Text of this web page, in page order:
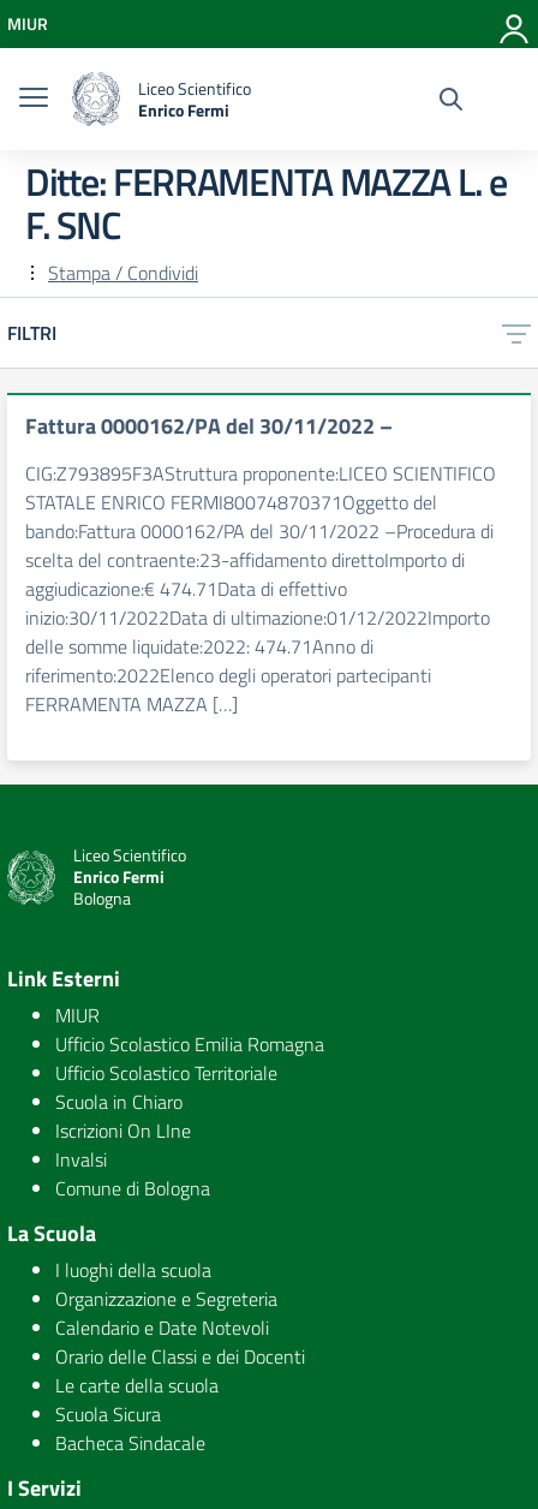
Vai al menu di navigazione
Vai al footer
MIUR
Liceo Scientifico
Enrico Fermi
Ditte:FERRAMENTA MAZZA L. e
F. SNC
Stampa / Condividi
FILTRI
Fattura 0000162/PA del 30/11/2022 –
CIG:Z793895F3AStruttura proponente:LICEO SCIENTIFICO
STATALE ENRICO FERMI80074870371Oggetto del
bando:Fattura 0000162/PA del 30/11/2022 –Procedura di
scelta del contraente:23-affidamento direttoImporto di
aggiudicazione:€ 474.71Data di effettivo
inizio:30/11/2022Data di ultimazione:01/12/2022Importo
delle somme liquidate:2022: 474.71Anno di
riferimento:2022Elenco degli operatori partecipanti
FERRAMENTA MAZZA […]
Liceo Scientifico
Enrico Fermi
Bologna
Link Esterni
MIUR
Ufficio Scolastico Emilia Romagna
Ufficio Scolastico Territoriale
Scuola in Chiaro
Iscrizioni On LIne
Invalsi
Comune di Bologna
La Scuola
I luoghi della scuola
Organizzazione e Segreteria
Calendario e Date Notevoli
Orario delle Classi e dei Docenti
Le carte della scuola
Scuola Sicura
Bacheca Sindacale
I Servizi